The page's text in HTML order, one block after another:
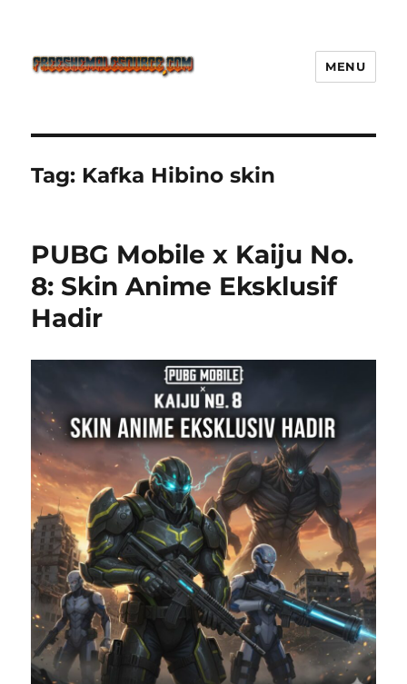
Defense Main Game Ini Pasti
Ketagihan!
MENU
Tag: Kafka Hibino skin
PUBG Mobile x Kaiju No.
8: Skin Anime Eksklusif
Hadir